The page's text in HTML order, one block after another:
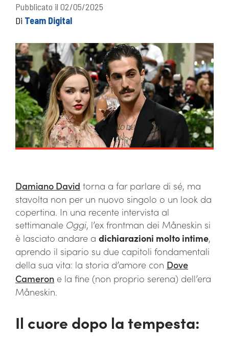
Pubblicato il 02/05/2025
Di Team Digital
Damiano David torna a far parlare di sé, ma
stavolta non per un nuovo singolo o un look da
copertina. In una recente intervista al
settimanale Oggi, l’ex frontman dei Måneskin si
è lasciato andare a dichiarazioni molto intime,
aprendo il sipario su due capitoli fondamentali
della sua vita: la storia d’amore con Dove
Cameron e la fine (non proprio serena) dell’era
Måneskin.
Il cuore dopo la tempesta: